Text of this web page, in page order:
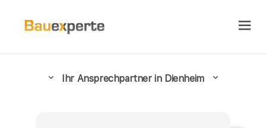
Ihr Ansprechpartner in Dienheim